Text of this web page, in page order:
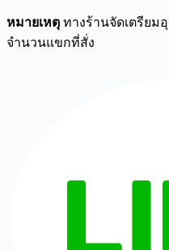
หมายเหตุ ทางร้านจัดเตรีย
จำนวนแขกที่สั่ง